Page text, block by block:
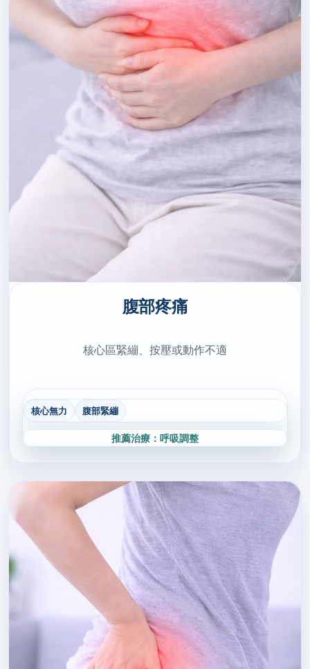
腹部疼痛
核心區緊繃、按壓或動作不適
核心無力 腹部緊繃
推薦治療：呼吸調整